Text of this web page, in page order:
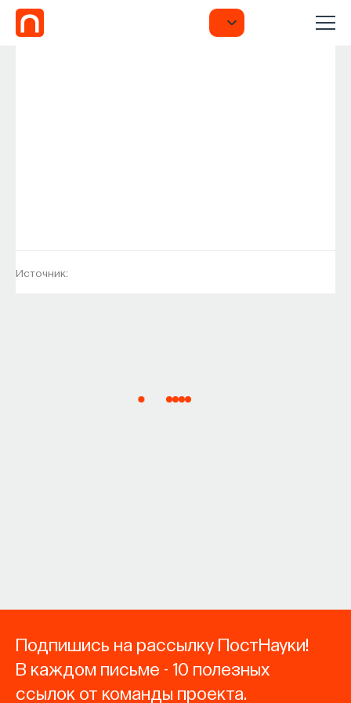
Источник:
Подпишись на рассылку ПостНауки!
В каждом письме - 10 полезных
ссылок от команды проекта.